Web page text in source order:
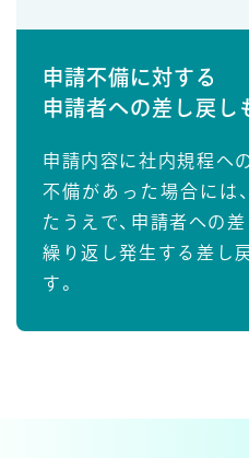
申請不備に対する
申請者への差し戻し
申請内容に社内規程へ
不備があった場合には
たうえで、申請者への
繰り返し発生する差し
す。